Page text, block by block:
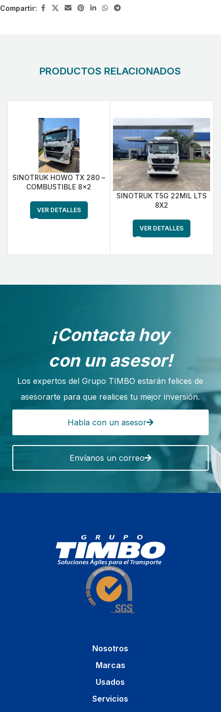
Compartir:
PRODUCTOS RELACIONADOS
SINOTRUK HOWO TX 280 –
COMBUSTIBLE 8×2
VER DETALLES
SINOTRUK T5G 22MIL LTS
8X2
VER DETALLES
¡Contacta hoy
con un asesor!
Los expertos del Grupo TIMBO estarán felices de
asesorarte para que realices tu mejor inversión.
Habla con un asesor
Envíanos un correo
Nosotros
Marcas
Usados
Servicios